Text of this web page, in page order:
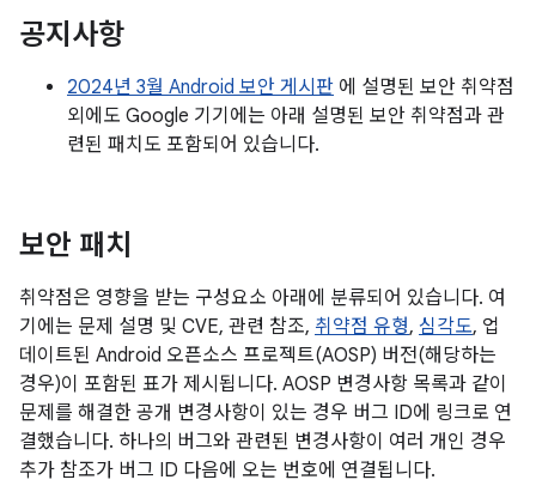
공지사항
2024년 3월 Android 보안 게시판 에 설명된 보안 취약점
외에도 Google 기기에는 아래 설명된 보안 취약점과 관
련된 패치도 포함되어 있습니다.
보안 패치
취약점은 영향을 받는 구성요소 아래에 분류되어 있습니다. 여
기에는 문제 설명 및 CVE, 관련 참조, 취약점 유형, 심각도, 업
데이트된 Android 오픈소스 프로젝트(AOSP) 버전(해당하는
경우)이 포함된 표가 제시됩니다. AOSP 변경사항 목록과 같이
문제를 해결한 공개 변경사항이 있는 경우 버그 ID에 링크로 연
결했습니다. 하나의 버그와 관련된 변경사항이 여러 개인 경우
추가 참조가 버그 ID 다음에 오는 번호에 연결됩니다.